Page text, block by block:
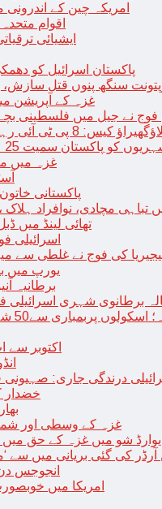
امریکہ چین کے
اقوام
ایشیائی
پاکستان اسرائیل کو
سنگھ پنوں قتل سازش،
غزہ کے آپریشن میں
فوج نے جیل میں فلسطینی
ٹی آئی رہنماؤں کے ناقابل ضمانت وارنٹ گرفتاری جاری
25 ممالک جانے سے اجتناب برتنے کی ہدایت
غزہ میں
پاکستانی
مچادی، نوافراد ہلاک
تھائی لینڈ میں ڈبل
اسرائیلی
کی فوج نے غلطی سے میلاد
یورپ میں
برطانیہ
سالہ برطانوی شہری
پربمباری سے50 شہید، درجنوں اسرائیلی ٹینک خان یونس میں داخل
7 اکتوبر سے اب تک غزہ
درندگی جاری:
خضدار
غزہ کے وسطی اور
“ایوارڈ شو میں غزہ کے حق
آرڈر کی گئی بریانی میں سے
انجوجس
امریکا میں خوبصورت جزیرہ صرف